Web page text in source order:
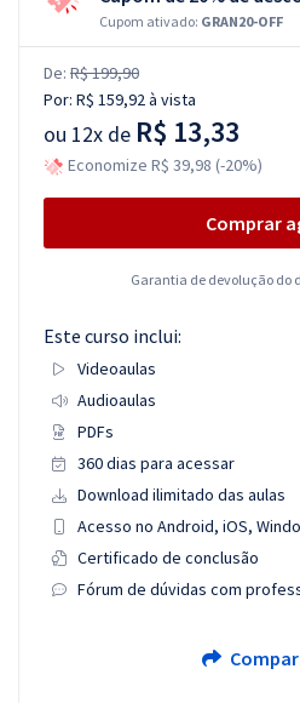
Cupom ativado: GRAN20-OFF
De: R$ 199,90
Por: R$ 159,92à vista
ou 12x de R$ 13,33
Economize R$ 39,98 (-20%)
Comprar
Garantia de devolução do
Este curso inclui:
Videoaulas
Audioaulas
PDFs
360 dias para acessar
Download ilimitado das aulas
Acesso no Android, iOS,
Certificado de conclusão
Fórum de dúvidas com